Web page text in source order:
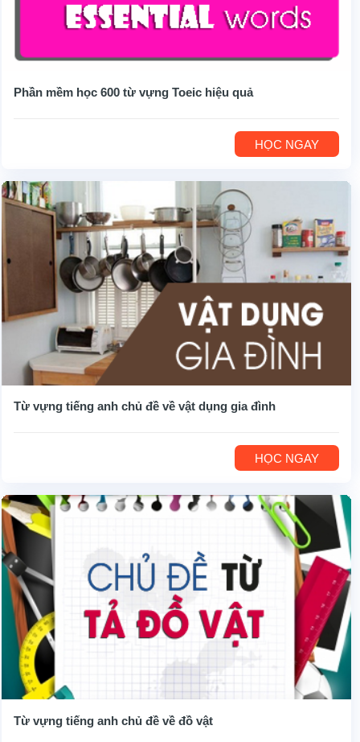
Phần mềm học 600 từ vựng Toeic hiệu quả
HỌC NGAY
Từ vựng tiếng anh chủ đề về vật dụng gia đình
HỌC NGAY
Từ vựng tiếng anh chủ đề về đồ vật